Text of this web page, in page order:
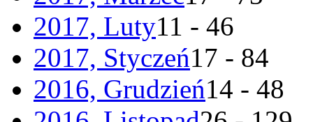
2017, Luty11 - 46
2017, Styczeń17 - 84
2016, Grudzień14 - 48